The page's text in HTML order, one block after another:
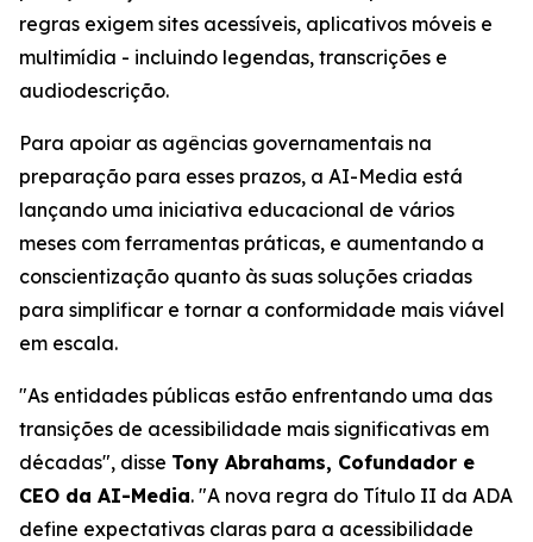
regras exigem sites acessíveis, aplicativos móveis e
multimídia - incluindo legendas, transcrições e
audiodescrição.
Para apoiar as agências governamentais na
preparação para esses prazos, a AI-Media está
lançando uma iniciativa educacional de vários
meses com ferramentas práticas, e aumentando a
conscientização quanto às suas soluções criadas
para simplificar e tornar a conformidade mais viável
em escala.
"As entidades públicas estão enfrentando uma das
transições de acessibilidade mais significativas em
décadas", disse Tony Abrahams, Cofundador e
CEO da AI-Media. "A nova regra do Título II da ADA
define expectativas claras para a acessibilidade